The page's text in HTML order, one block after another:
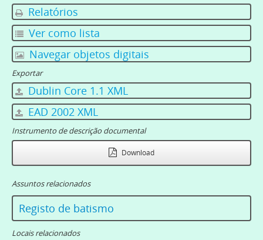
Relatórios
Ver como lista
Navegar objetos digitais
Exportar
Dublin Core 1.1 XML
EAD 2002 XML
Instrumento de descrição documental
Download
Assuntos relacionados
Registo de batismo
Locais relacionados